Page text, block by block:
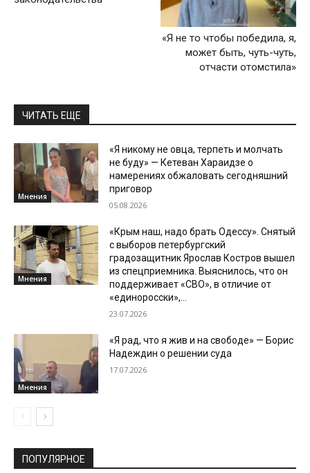
«Я не то чтобы победила, я,
может быть, чуть-чуть,
отчасти отомстила»
ЧИТАТЬ ЕЩЕ
Мнения
«Я никому не овца, терпеть и молчать
не буду» — Кетеван Хараидзе о
намерениях обжаловать сегодняшний
приговор
05.08.2026
Мнения
«Крым наш, надо брать Одессу». Снятый
с выборов петербургский
градозащитник Ярослав Костров вышел
из спецприемника. Выяснилось, что он
поддерживает «СВО», в отличие от
«единоросски»,...
23.07.2026
Мнения
«Я рад, что я жив и на свободе» — Борис
Надеждин о решении суда
17.07.2026
ПОПУЛЯРНОЕ